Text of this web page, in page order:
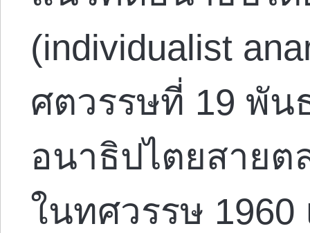
(individualist
ศตวรรษที่ 19 พัน
อนาธิปไตยสาย
ในทศวรรษ